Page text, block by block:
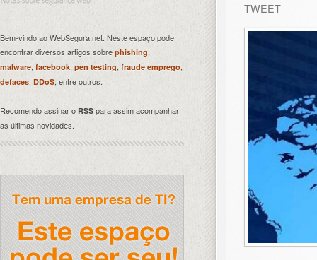
TWEET
Bem-vindo ao WebSegura.net. Neste espaço pode
encontrar diversos artigos sobre phishing,
malware, facebook, pen testing fraude emprego,
defaces, DDoS, entre outros.
Recomendo assinar o RSS para assim acompanhar
as últimas novidades.